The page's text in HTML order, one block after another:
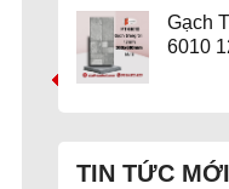
Gạch
6010
TIN TỨC MỚI